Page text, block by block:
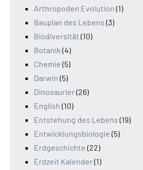
Arthropoden Evolution (1)
Bauplan des Lebens (3)
Biodiversität (10)
Botanik (4)
Chemie (5)
Darwin (5)
Dinosaurier(26)
English (10)
Entstehung des Lebens (19)
Entwicklungsbiologie (5)
Erdgeschichte (22)
Erdzeit Kalender(1)